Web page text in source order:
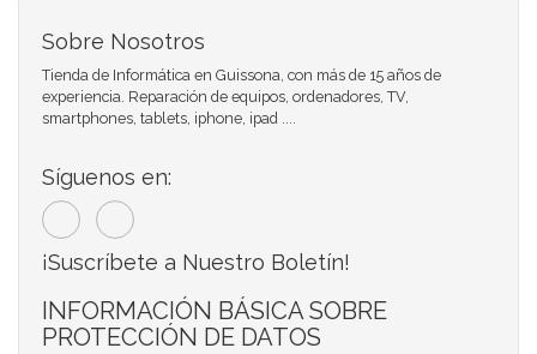
Sobre Nosotros
Tienda de Informática en Guissona, con más de 15 años de
experiencia. Reparación de equipos, ordenadores, TV,
smartphones, tablets, iphone, ipad ....
Síguenos en:
¡Suscríbete a Nuestro Boletín!
INFORMACIÓN BÁSICA SOBRE
PROTECCIÓN DE DATOS